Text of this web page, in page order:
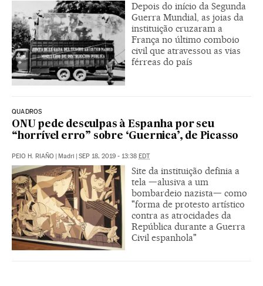
Depois do início da Segunda
Guerra Mundial, as joias da
instituição cruzaram a
França no último comboio
civil que atravessou as vias
férreas do país
QUADROS
ONU pede desculpas à Espanha por seu
“horrível erro” sobre ‘Guernica’, de Picasso
PEIO H. RIAÑO | Madri | SEP 18, 2019 - 13:38 EDT
Site da instituição definia a
tela —alusiva a um
bombardeio nazista— como
"forma de protesto artístico
contra as atrocidades da
República durante a Guerra
Civil espanhola"